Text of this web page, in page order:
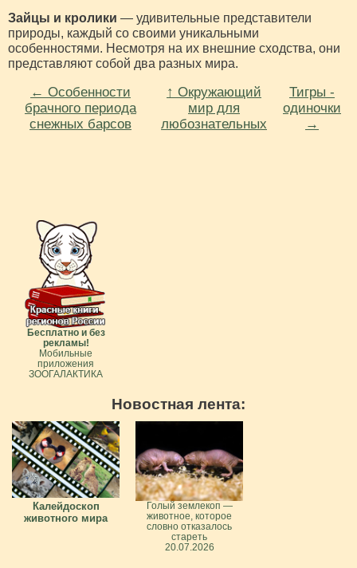
Зайцы и кролики — удивительные представители
природы, каждый со своими уникальными
особенностями. Несмотря на их внешние сходства, они
представляют собой два разных мира.
← Особенности
брачного периода
снежных барсов⁠⁠
↑ Окружающий
мир для
любознательных
Тигры -
одиночки⁠⁠
→
Бесплатно и без
рекламы!
Мобильные
приложения
ЗООГАЛАКТИКА
Новостная лента:
Калейдоскоп
животного мира
Голый землекоп —
животное, которое
словно отказалось
стареть
20.07.2026